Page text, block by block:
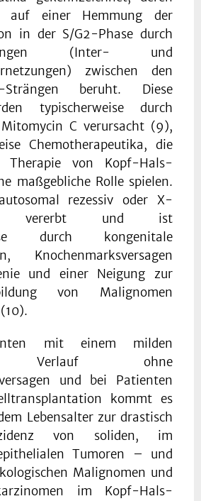
auf einer Hemmung der
in der S/G2-Phase durch
(Inter- und
zwischen den
Strängen beruht. Diese
typischerweise durch
C verursacht (9),
Chemotherapeutika, die
von Kopf-Hals-
maßgebliche Rolle spielen.
rezessiv oder X-
vererbt und ist
durch kongenitale
Knochenmarksversagen
und einer Neigung zur
von Malignomen
mit einem milden
Verlauf ohne
und bei Patienten
kommt es
Lebensalter zur drastisch
von soliden, im
Tumoren – und
Malignomen und
im Kopf-Hals-